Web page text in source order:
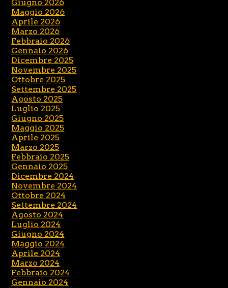
Giugno 2026
Maggio 2026
Aprile 2026
Marzo 2026
Febbraio 2026
Gennaio 2026
Dicembre 2025
Novembre 2025
Ottobre 2025
Settembre 2025
Agosto 2025
Luglio 2025
Giugno 2025
Maggio 2025
Aprile 2025
Marzo 2025
Febbraio 2025
Gennaio 2025
Dicembre 2024
Novembre 2024
Ottobre 2024
Settembre 2024
Agosto 2024
Luglio 2024
Giugno 2024
Maggio 2024
Aprile 2024
Marzo 2024
Febbraio 2024
Gennaio 2024